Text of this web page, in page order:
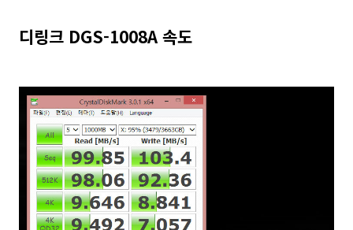
디링크 DGS-1008A 속도